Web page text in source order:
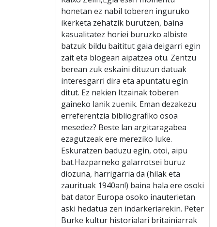
honetan ez nabil toberen inguruko
ikerketa zehatzik burutzen, baina
kasualitatez horiei buruzko albiste
batzuk bildu baititut gaia deigarri egin
zait eta blogean aipatzea otu. Zentzu
berean zuk eskaini dituzun datuak
interesgarri dira eta apuntatu egin
ditut. Ez nekien Itzainak toberen
gaineko lanik zuenik. Eman dezakezu
erreferentzia bibliografiko osoa
mesedez? Beste lan argitaragabea
ezagutzeak ere mereziko luke.
Eskuratzen baduzu egin, otoi, aipu
bat.Hazparneko galarrotsei buruz
diozuna, harrigarria da (hilak eta
zaurituak 1940an!) baina hala ere osoki
bat dator Europa osoko inauterietan
aski hedatua zen indarkeriarekin. Peter
Burke kultur historialari britainiarrak